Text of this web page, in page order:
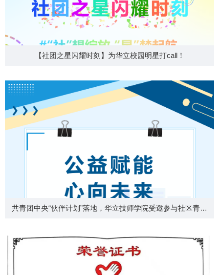
【社团之星闪耀时刻】为华立校园明星打call！
共青团中央“伙伴计划”落地，华立技师学院受邀参与社区青少